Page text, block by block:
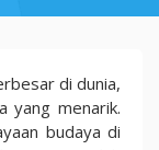
di dunia,
yang menarik.
budaya di